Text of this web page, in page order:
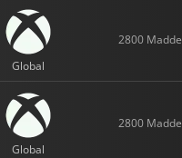
Global
2800
Global
2800